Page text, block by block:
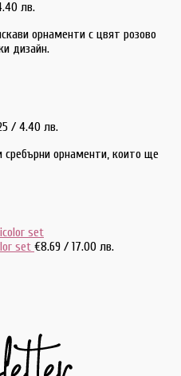
лв.
орнаменти с цвят розово
дизайн.
/ 4.40 лв.
сребърни орнаменти, които ще
set €8.69 / 17.00 лв.